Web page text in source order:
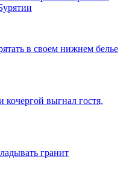
в своем нижнем белье
выгнал гостя,
гранит